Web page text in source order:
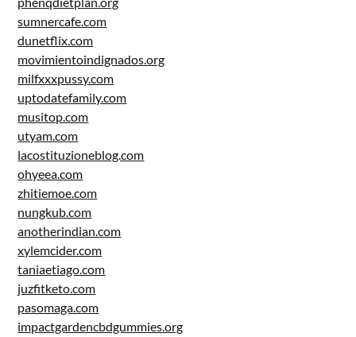
sumnercafe.com
dunetflix.com
movimientoindignados.org
milfxxxpussy.com
uptodatefamily.com
musitop.com
utyam.com
lacostituzioneblog.com
ohyeea.com
zhitiemoe.com
nungkub.com
anotherindian.com
xylemcider.com
taniaetiago.com
juzfitketo.com
pasomaga.com
impactgardencbdgummies.org